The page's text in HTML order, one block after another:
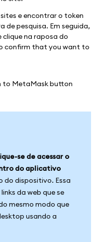
e encontrar o token
de pesquisa. Em seguida,
na raposa do
confirm that you want to
se de acessar o
do aplicativo
do dispositivo. Essa
da web que se
mesmo modo que
usando a